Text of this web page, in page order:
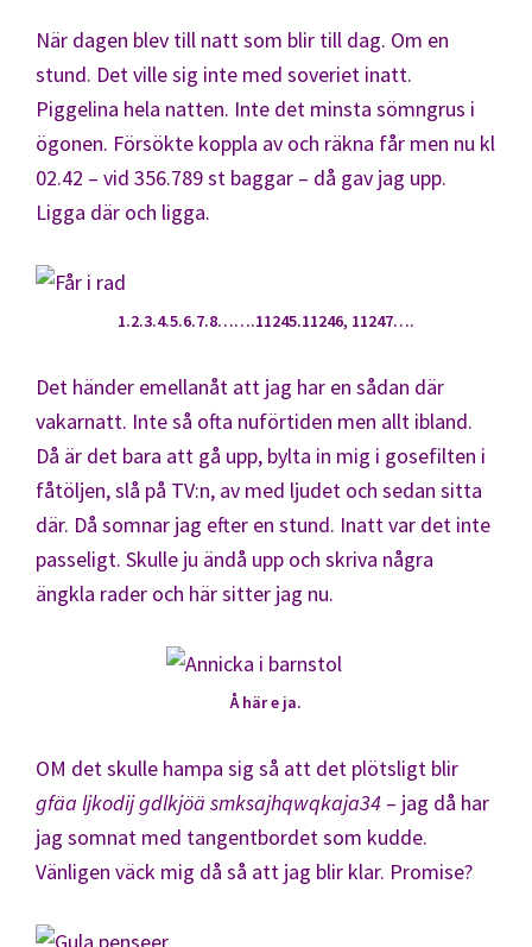
När dagen blev till natt som blir till dag. Om en
stund. Det ville sig inte med soveriet inatt.
Piggelina hela natten. Inte det minsta sömngrus i
ögonen. Försökte koppla av och räkna får men nu kl
02.42 – vid 356.789 st baggar – då gav jag upp.
Ligga där och ligga.
1.2.3.4.5.6.7.8…….11245.11246, 11247….
Det händer emellanåt att jag har en sådan där
vakarnatt. Inte så ofta nuförtiden men allt ibland.
Då är det bara att gå upp, bylta in mig i gosefilten i
fåtöljen, slå på TV:n, av med ljudet och sedan sitta
där. Då somnar jag efter en stund. Inatt var det inte
passeligt. Skulle ju ändå upp och skriva några
ängkla rader och här sitter jag nu.
Å här e ja.
OM det skulle hampa sig så att det plötsligt blir
gfäa ljkodij gdlkjöä smksajhqwqkaja34 – jag då har
jag somnat med tangentbordet som kudde.
Vänligen väck mig då så att jag blir klar. Promise?